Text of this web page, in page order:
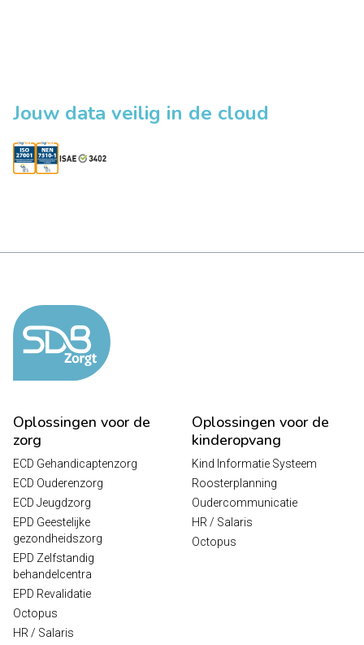
Jouw data veilig in de cloud
Oplossingen voor de
zorg
ECD Gehandicaptenzorg
ECD Ouderenzorg
ECD Jeugdzorg
EPD Geestelijke
gezondheidszorg
EPD Zelfstandig
behandelcentra
EPD Revalidatie
Octopus
HR / Salaris
Oplossingen voor de
kinderopvang
Kind Informatie Systeem
Roosterplanning
Oudercommunicatie
HR / Salaris
Octopus